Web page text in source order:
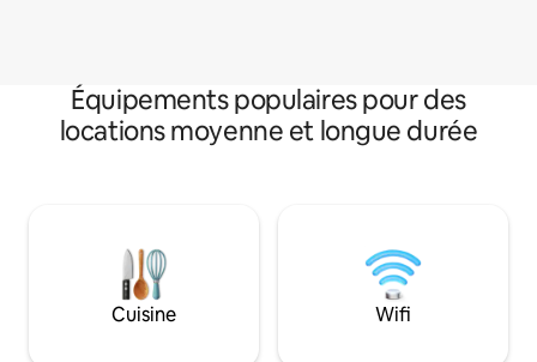
Équipements populaires pour des
locations moyenne et longue durée
Cuisine Wifi